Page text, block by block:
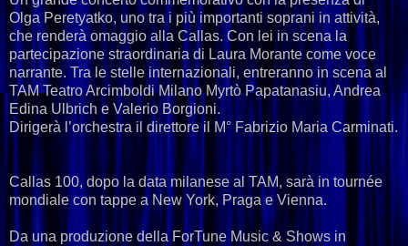
Olga Peretyatko, uno tra i più importanti soprani in attività,
che renderà omaggio alla Callas. Con lei in scena la
partecipazione straordinaria di Laura Morante come voce
narrante. Tra le stelle internazionali, entreranno in scena al
TAM Teatro Arcimboldi Milano Myrtò Papatanasiu, Andrea
Edina Ulbrich e Valerio Borgioni.
Dirigerà l’orchestra il direttore il M° Fabrizio Maria Carminati.
Callas 100, dopo la data milanese al TAM, sarà in tournée
mondiale con tappe a New York, Praga e Vienna.
Da una produzione della ForTune Music & Shows in